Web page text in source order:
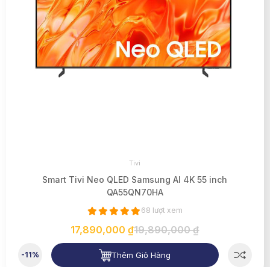
Tivi
Smart Tivi Neo QLED Samsung AI 4K 55 inch
QA55QN70HA
68 lượt xem
17,890,000 ₫19,890,000 ₫
-11% Thêm Giỏ Hàng